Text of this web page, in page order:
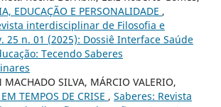
EDUCAÇÃO E PERSONALIDADE ,
interdisciplinar de Filosofia e
25 n. 01 (2025): Dossiê Interface Saúde
Tecendo Saberes
MACHADO SILVA, MÁRCIO VALERIO,
TEMPOS DE CRISE , Saberes: Revista